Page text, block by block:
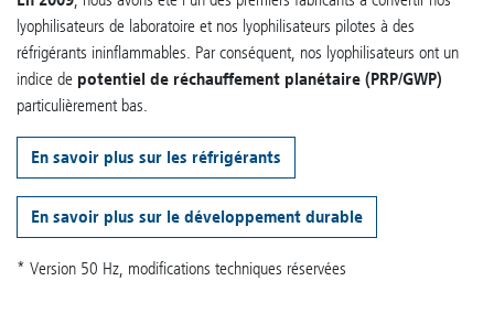
lyophilisateurs de laboratoire et nos lyophilisateurs pilotes à des
réfrigérants ininflammables. Par conséquent, nos lyophilisateurs ont un
indice de potentiel de réchauffement planétaire (PRP/GWP)
particulièrement bas.
En savoir plus sur les réfrigérants
En savoir plus sur le développement durable
* Version 50 Hz, modifications techniques réservées